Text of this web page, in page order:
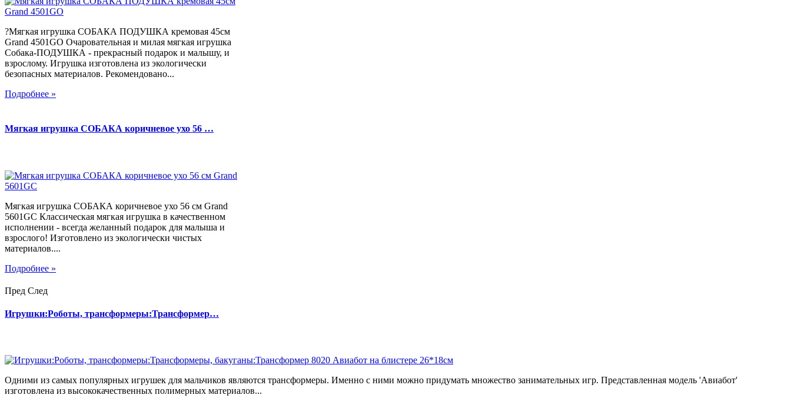
?Мягкая игрушка СОБАКА ПОДУШКА кремовая 45см
Grand 4501GO Очаровательная и милая мягкая игрушка
Собака-ПОДУШКА - прекрасный подарок и малышу, и
взрослому. Игрушка изготовлена из экологически
безопасных материалов. Рекомендовано...
Подробнее »
Мягкая игрушка СОБАКА коричневое ухо 56 …
Мягкая игрушка СОБАКА коричневое ухо 56 см Grand
5601GC Классическая мягкая игрушка в качественном
исполнении - всегда желанный подарок для малыша и
взрослого! Изготовлено из экологически чистых
материалов....
Подробнее »
Пред След
Игрушки:Роботы, трансформеры:Трансформер…
Одними из самых популярных игрушек для мальчиков являются трансформеры. Именно с ними можно придумать множество занимательных игр. Представленная модель 'Авиабот'
изготовлена из высококачественных полимерных материалов...